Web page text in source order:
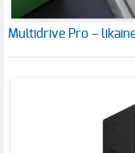
Multidrive Pro –